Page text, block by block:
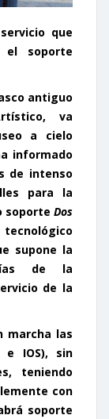
que
soporte
antiguo
va
a cielo
informado
de intenso
para la
soporte Dos
supone la
de la
de la
marcha las
e IOS), sin
teniendo
con
soporte